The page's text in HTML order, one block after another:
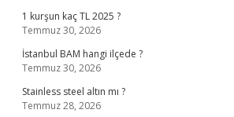
1 kurşun kaç TL 2025 ?
Temmuz 30, 2026
İstanbul BAM hangi ilçede ?
Temmuz 30, 2026
Stainless steel altın mı ?
Temmuz 28, 2026